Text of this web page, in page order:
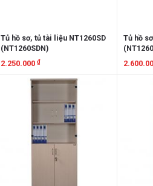
Tủ hồ sơ, tủ tài liệu NT1260SD
(NT1260SDN)
2.250.000 ₫
Xem chi tiết
Tủ hồ